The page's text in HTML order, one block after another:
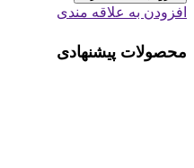
افزودن به علاقه مندی
محصولات پیشنهادی